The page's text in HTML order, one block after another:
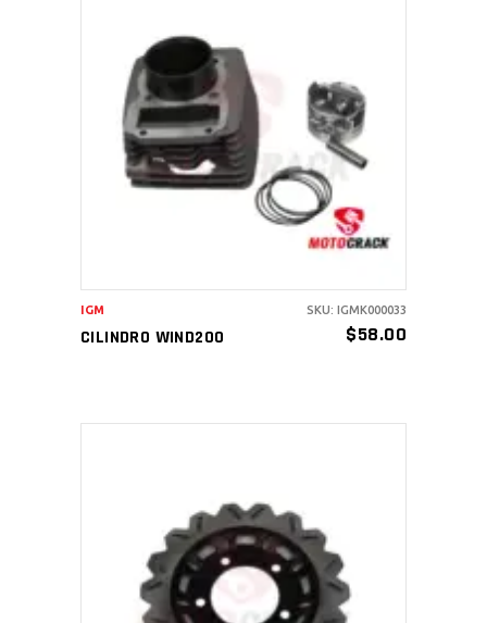
AÑADIR AL CARRITO
CILINDRO WIND200 $58.00
IGM SKU: IGMK000033
AÑADIR AL CARRITO